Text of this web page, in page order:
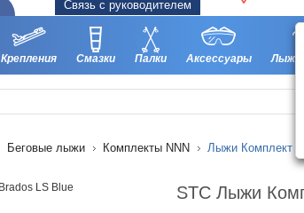
Связь с руководителем
Крепления Смазки Палки Аксессуары
Беговые лыжи Комплекты NNN Лыжи Комплект
STC Лыжи